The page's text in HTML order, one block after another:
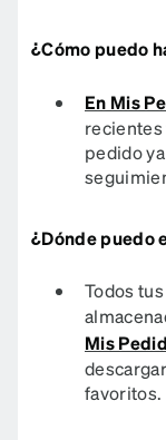
¿Cómo puedo
En Mis
recientes
pedido
¿Dónde puedo
Todos
Mis
favoritos.​​​​​​​​​